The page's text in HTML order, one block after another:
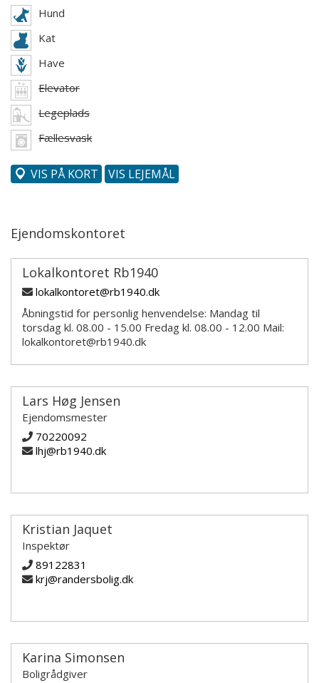
Hund
Kat
Have
Elevator
Legeplads
Fællesvask
VIS PÅ KORT VIS LEJEMÅL
Ejendomskontoret
Lokalkontoret Rb1940
lokalkontoret@rb1940.dk
Åbningstid for personlig henvendelse: Mandag til
torsdag kl. 08.00 - 15.00 Fredag kl. 08.00 - 12.00 Mail:
lokalkontoret@rb1940.dk
Lars Høg Jensen
Ejendomsmester
70220092
lhj@rb1940.dk
Kristian Jaquet
Inspektør
89122831
krj@randersbolig.dk
Karina Simonsen
Boligrådgiver